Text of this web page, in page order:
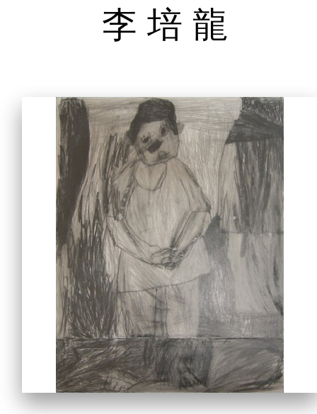
藝廊及活動
藝術培訓
愛不同藝術家
網上藝廊
合作機會
李培龍